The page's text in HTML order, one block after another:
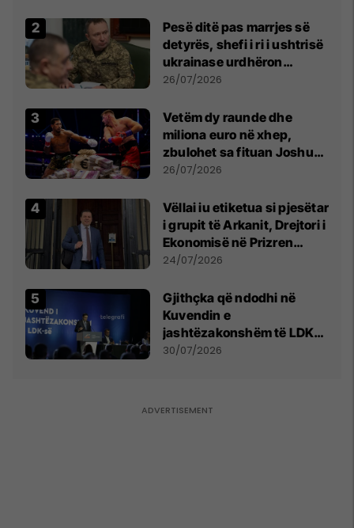
Pesë ditë pas marrjes së
detyrës, shefi i ri i ushtrisë
ukrainase urdhëron
kontroll të madh
26/07/2026
Vetëm dy raunde dhe
miliona euro në xhep,
zbulohet sa fituan Joshua
e Prenga
26/07/2026
Vëllai iu etiketua si pjesëtar
i grupit të Arkanit, Drejtori i
Ekonomisë në Prizren
mohon pretendimet
24/07/2026
Gjithçka që ndodhi në
Kuvendin e
jashtëzakonshëm të LDK-
së
30/07/2026